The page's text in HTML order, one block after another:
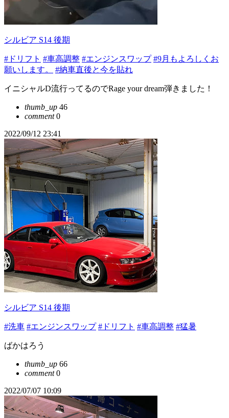
シルビア S14 後期
#ドリフト #車高調整 #エンジンスワップ #9月もよろしくお
願いします。
#納車直後と今を貼れ
イニシャルD流行ってるのでRage your dream弾きました！
thumb_up 46
comment0
2022/09/12 23:41
シルビア S14 後期
#洗車 #エンジンスワップ #ドリフト #車高調整 #猛暑
ばかはろう
thumb_up 66
comment0
2022/07/07 10:09